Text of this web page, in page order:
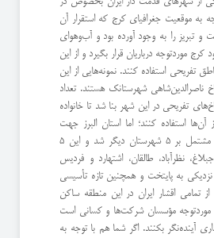
به موقعیت جغرافیای کرج که استقرار آن
و تبریز را به وجود آورده بود و آب‌وهوای
موردتوجه درباریان قرار بگیرد و از این
تفریحی استفاده کنند. نمونه‌هایی از این
ناصرالدین‌شاهی شهرستانک هستند. تعداد
تفریحی در این شهر بنا شد تا خانواده
استفاده کنند؛ اما استان البرز جهت
تشکیل علاوه بر کرج مشتمل بر 5 شهرستان دیگر شد و این 5
نظرآباد، طالقان، اشتهارد و فردیس
به پایتخت و همچنین تازه تأسیسی
تمامی اقشار ایران در این منطقه ساکن
موردتوجه مؤسسان شرکت‌ها و کسانی است
آینده‌نگر بکنند. اگر شما هم با توجه به